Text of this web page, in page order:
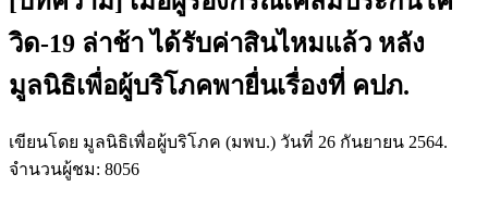
วิด-19 ล่าช้า ได้รับค่าสินไหมแล้ว หลัง
มูลนิธิเพื่อผู้บริโภคพายื่นเรื่องที่ คปภ.
เขียนโดย มูลนิธิเพื่อผู้บริโภค (มพบ.) วันที่ 26 กันยายน 2564.
จำนวนผู้ชม: 8056